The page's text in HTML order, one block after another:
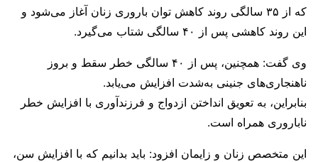
که از ۳۵ سالگی روند کاهش توان باروری زنان آغاز می‌شود و
این روند کاهشی پس از ۴۰ سالگی شتاب می‌گیرد.
وی گفت: همچنین، پس از ۴۰ سالگی خطر سقط و بروز
ناهنجاری‌های جنینی به‌شدت افزایش می‌یابد.
بنابراین، به تعویق انداختن ازدواج و فرزندآوری با افزایش خطر
ناباروری همراه است.
این متخصص زنان و زایمان افزود: باید بدانیم که با افزایش سن،